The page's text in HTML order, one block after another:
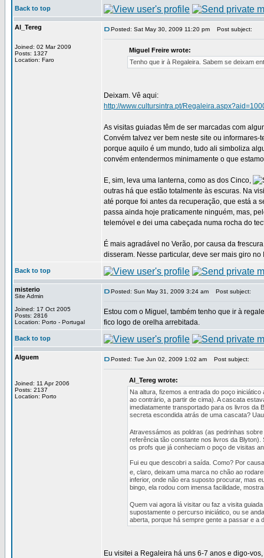
Back to top
Al_Tereg
Joined: 02 Mar 2009
Posts: 1327
Location: Faro
Posted: Sat May 30, 2009 11:20 pm Post subject:
Miguel Freire wrote:
Tenho que ir à Regaleira. Sabem se deixam
Deixam. Vê aqui:
http://www.cultursintra.pt/
As visitas guiadas têm de ser marcadas com
Convém talvez ver bem neste site ou
porque aquilo é um mundo, tudo ali simboliza
convém entendermos minimamente o que
E, sim, leva uma lanterna, como as dos Cinco,
outras há que estão totalmente às escuras. Na
até porque foi antes da recuperação, que está a
passa ainda hoje praticamente ninguém, mas,
telemóvel e dei uma cabeçada numa rocha do
É mais agradável no Verão, por causa da
disseram. Nesse particular, deve ser mais giro
Back to top
misterio
Site Admin
Joined: 17 Oct 2005
Posts: 2816
Location: Porto - Portugal
Posted: Sun May 31, 2009 3:24 am Post subject:
Estou com o Miguel, também tenho que ir à
fico logo de orelha arrebitada.
Back to top
Alguem
Joined: 11 Apr 2006
Posts: 2137
Location: Porto
Posted: Tue Jun 02, 2009 1:02 am Post subject:
Al_Tereg wrote:
Na altura, fizemos a entrada do poço
ao contrário, a partir de cima). A cascata
imediatamente transportado para os livros da
secreta escondida atrás de uma cascata?
Atravessámos as poldras (as pedrinhas
referência tão constante nos livros da
os profs que já conheciam o poço de visitas
Fui eu que descobri a saída. Como? Por
e, claro, deixam uma marca no chão ao
inferior, onde não era suposto procurar, mas
bingo, ela rodou com imensa facilidade,
Quem vai agora lá visitar ou faz a visita
supostamente o percurso iniciático, ou se
aberta, porque há sempre gente a passar e a
Eu visitei a Regaleira há uns 6-7 anos e digo-